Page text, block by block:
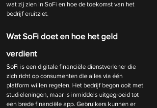
wat zij zien in SoFi en hoe de toekomst van het
bedrijf eruitziet.
Wat SoFi doet en hoe het geld
verdient
SoFi is een digitale financiële dienstverlener die
zich richt op consumenten die alles via één
platform willen regelen. Het bedrijf begon ooit met
studieleningen, maar is inmiddels uitgegroeid tot
een brede financiële app. Gebruikers kunnen er